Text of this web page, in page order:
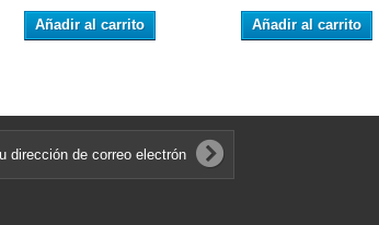
Añadir al carrito Añadir al carrito